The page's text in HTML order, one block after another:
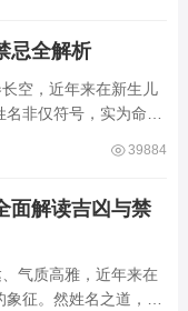
，关乎气场平衡。沛
忌全解析
空，近年来在新生儿
非仅符号，实为命局
事业漂泊、健康受
39884
面解读吉凶与禁
气质高雅，近年来在
征。然姓名之道，贵